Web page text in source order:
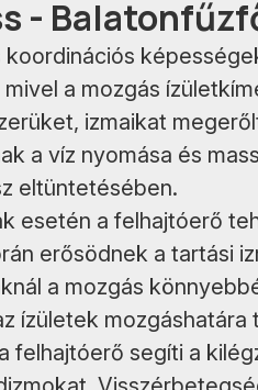
-
koordinációs
mivel a mozgás
izmaikat
a víz nyomása és
eltüntetésében.
esetén a felhajtóerő
erősödnek a tartási
a mozgás
ízületek mozgáshatára
felhajtóerő segíti a